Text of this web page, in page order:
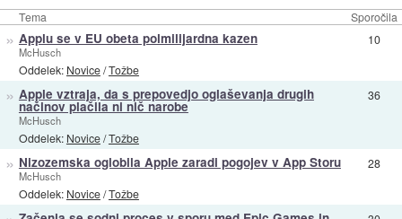
Tema Sporočila
» Applu se v EU obeta polmilijardna kazen
McHusch
Oddelek: Novice/Tožbe
10
» Apple vztraja, da s prepovedjo oglaševanja drugih
načinov plačila ni nič narobe
McHusch
Oddelek: Novice/Tožbe
36
» Nizozemska oglobila Apple zaradi pogojev v App Storu
McHusch
Oddelek: Novice/Tožbe
28